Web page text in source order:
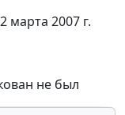
марта 2007 г.
не был